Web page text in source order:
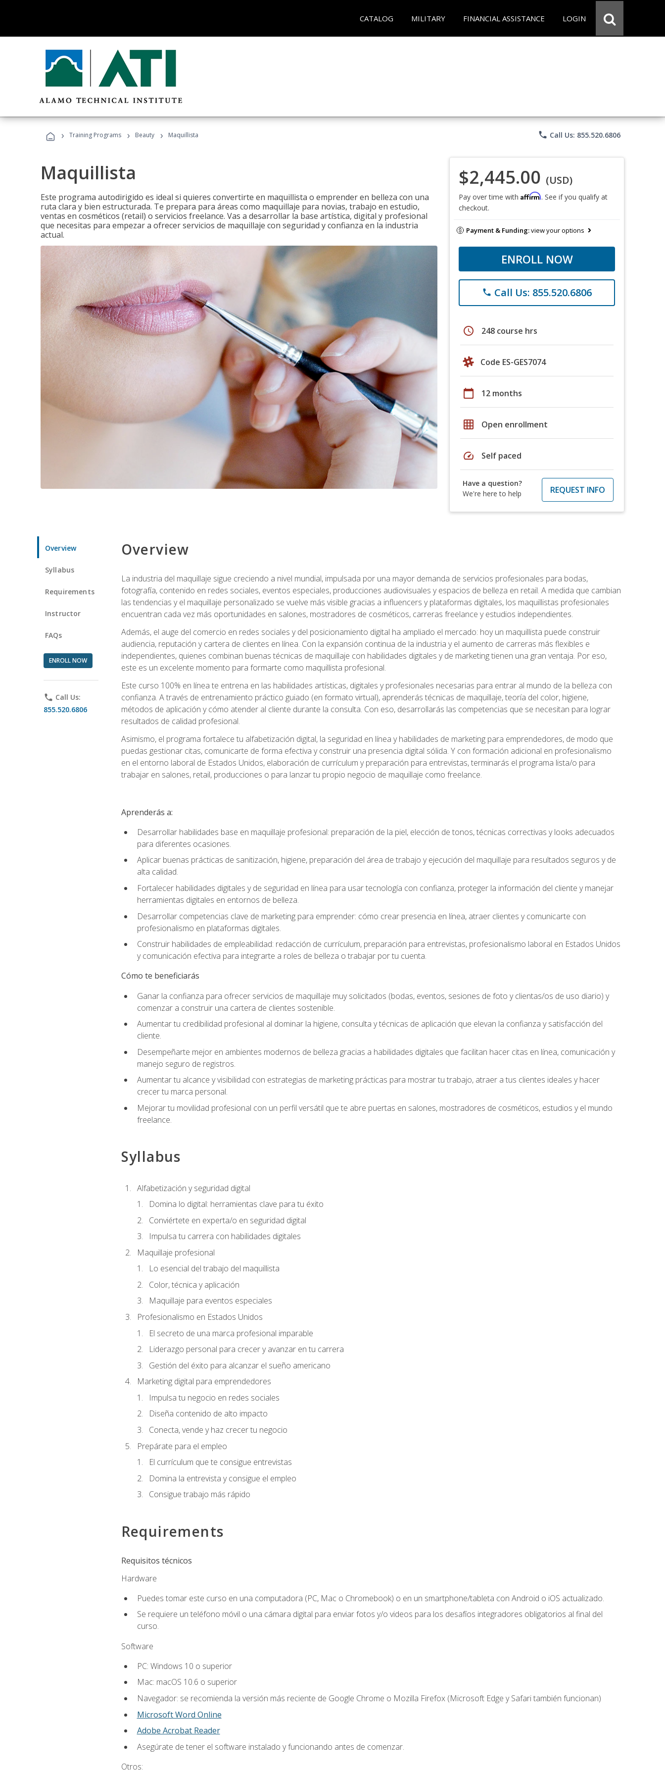
CATALOG MILITARY FINANCIAL ASSISTANCE LOGIN
› Training Programs › Beauty › Maquillista phone Call Us: 855.520.6806
Maquillista
Este programa autodirigido es ideal si quieres convertirte en maquillista o emprender en belleza con una
ruta clara y bien estructurada. Te prepara para áreas como maquillaje para novias, trabajo en estudio,
ventas en cosméticos (retail) o servicios freelance. Vas a desarrollar la base artística, digital y profesional
que necesitas para empezar a ofrecer servicios de maquillaje con seguridad y confianza en la industria
actual.
$2,445.00 (USD)
Pay over time with Affirm. See if you qualify at
checkout.
Payment & Funding:view your options
ENROLL NOW
phone Call Us: 855.520.6806
schedule 248 course hrs
Code ES-GES7074
calendar_today 12 months
grid_on Open enrollment
speed Self paced
Have a question?
We're here to help
REQUEST INFO
Overview
Syllabus
Requirements
Instructor
FAQs
ENROLL NOW
phone Call Us:
855.520.6806
Overview
La industria del maquillaje sigue creciendo a nivel mundial, impulsada por una mayor demanda de servicios profesionales para bodas,
fotografía, contenido en redes sociales, eventos especiales, producciones audiovisuales y espacios de belleza en retail. A medida que cambian
las tendencias y el maquillaje personalizado se vuelve más visible gracias a influencers y plataformas digitales, los maquillistas profesionales
encuentran cada vez más oportunidades en salones, mostradores de cosméticos, carreras freelance y estudios independientes.
Además, el auge del comercio en redes sociales y del posicionamiento digital ha ampliado el mercado: hoy un maquillista puede construir
audiencia, reputación y cartera de clientes en línea. Con la expansión continua de la industria y el aumento de carreras más flexibles e
independientes, quienes combinan buenas técnicas de maquillaje con habilidades digitales y de marketing tienen una gran ventaja. Por eso,
este es un excelente momento para formarte como maquillista profesional.
Este curso 100% en línea te entrena en las habilidades artísticas, digitales y profesionales necesarias para entrar al mundo de la belleza con
confianza. A través de entrenamiento práctico guiado (en formato virtual), aprenderás técnicas de maquillaje, teoría del color, higiene,
métodos de aplicación y cómo atender al cliente durante la consulta. Con eso, desarrollarás las competencias que se necesitan para lograr
resultados de calidad profesional.
Asimismo, el programa fortalece tu alfabetización digital, la seguridad en línea y habilidades de marketing para emprendedores, de modo que
puedas gestionar citas, comunicarte de forma efectiva y construir una presencia digital sólida. Y con formación adicional en profesionalismo
en el entorno laboral de Estados Unidos, elaboración de currículum y preparación para entrevistas, terminarás el programa lista/o para
trabajar en salones, retail, producciones o para lanzar tu propio negocio de maquillaje como freelance.
Aprenderás a:
Desarrollar habilidades base en maquillaje profesional: preparación de la piel, elección de tonos, técnicas correctivas y looks adecuados
para diferentes ocasiones.
Aplicar buenas prácticas de sanitización, higiene, preparación del área de trabajo y ejecución del maquillaje para resultados seguros y de
alta calidad.
Fortalecer habilidades digitales y de seguridad en línea para usar tecnología con confianza, proteger la información del cliente y manejar
herramientas digitales en entornos de belleza.
Desarrollar competencias clave de marketing para emprender: cómo crear presencia en línea, atraer clientes y comunicarte con
profesionalismo en plataformas digitales.
Construir habilidades de empleabilidad: redacción de currículum, preparación para entrevistas, profesionalismo laboral en Estados Unidos
y comunicación efectiva para integrarte a roles de belleza o trabajar por tu cuenta.
Cómo te beneficiarás
Ganar la confianza para ofrecer servicios de maquillaje muy solicitados (bodas, eventos, sesiones de foto y clientas/os de uso diario) y
comenzar a construir una cartera de clientes sostenible.
Aumentar tu credibilidad profesional al dominar la higiene, consulta y técnicas de aplicación que elevan la confianza y satisfacción del
cliente.
Desempeñarte mejor en ambientes modernos de belleza gracias a habilidades digitales que facilitan hacer citas en línea, comunicación y
manejo seguro de registros.
Aumentar tu alcance y visibilidad con estrategias de marketing prácticas para mostrar tu trabajo, atraer a tus clientes ideales y hacer
crecer tu marca personal.
Mejorar tu movilidad profesional con un perfil versátil que te abre puertas en salones, mostradores de cosméticos, estudios y el mundo
freelance.
Syllabus
Alfabetización y seguridad digital
Domina lo digital: herramientas clave para tu éxito
Conviértete en experta/o en seguridad digital
Impulsa tu carrera con habilidades digitales
Maquillaje profesional
Lo esencial del trabajo del maquillista
Color, técnica y aplicación
Maquillaje para eventos especiales
Profesionalismo en Estados Unidos
El secreto de una marca profesional imparable
Liderazgo personal para crecer y avanzar en tu carrera
Gestión del éxito para alcanzar el sueño americano
Marketing digital para emprendedores
Impulsa tu negocio en redes sociales
Diseña contenido de alto impacto
Conecta, vende y haz crecer tu negocio
Prepárate para el empleo
El currículum que te consigue entrevistas
Domina la entrevista y consigue el empleo
Consigue trabajo más rápido
Requirements
Requisitos técnicos
Hardware
Puedes tomar este curso en una computadora (PC, Mac o Chromebook) o en un smartphone/tableta con Android o iOS actualizado.
Se requiere un teléfono móvil o una cámara digital para enviar fotos y/o videos para los desafíos integradores obligatorios al final del
curso.
Software
PC: Windows 10 o superior
Mac: macOS 10.6 o superior
Navegador: se recomienda la versión más reciente de Google Chrome o Mozilla Firefox (Microsoft Edge y Safari también funcionan)
Microsoft Word Online
Adobe Acrobat Reader
Asegúrate de tener el software instalado y funcionando antes de comenzar.
Otros: